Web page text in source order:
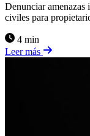
Denunciar amenazas
civiles para
4 min
Leer más